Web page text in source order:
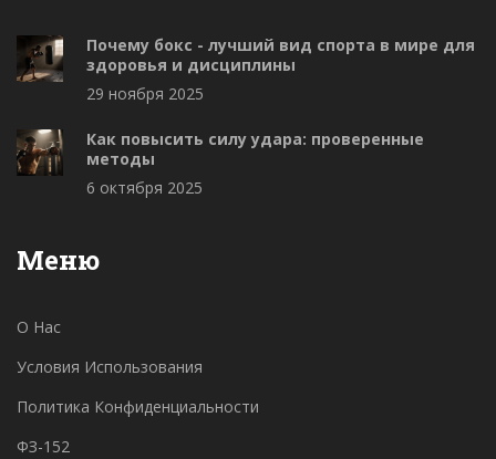
Почему бокс - лучший вид спорта в мире для
здоровья и дисциплины
29 ноября 2025
Как повысить силу удара: проверенные
методы
6 октября 2025
Меню
О Нас
Условия Использования
Политика Конфиденциальности
ФЗ-152